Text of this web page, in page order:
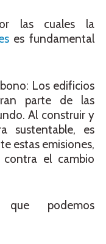
las cuales la
es fundamental
Los edificios
parte de las
Al construir y
sustentable, es
estas emisiones,
el cambio
que podemos